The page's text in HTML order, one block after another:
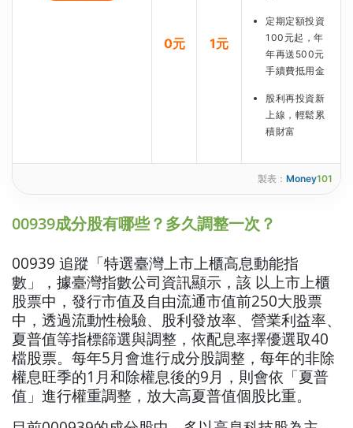
0元 1元
定期定額投資
100元起，年
年再送500元
手續費抵用金
股利再投資新
上線，輕鬆累
積財富
製表： Money101
00939成分股有哪些？多久調整一次？
00939 追蹤「特選臺灣上市上櫃高息動能指
數」，據臺灣指數公司資訊顯示，該 以上市上櫃
股票中，發行市值及自由流通市值前250大股票
中，透過流動性檢驗、股利發放率、營業利益率、
夏普值等指標篩選與調整，依配息率擇優選取40
檔股票。每年5月會進行成分股調整，每年的非除
權息旺季的1月和除權息後的9月，則會依「夏普
值」進行權重調整，放大高夏普值個股比重。